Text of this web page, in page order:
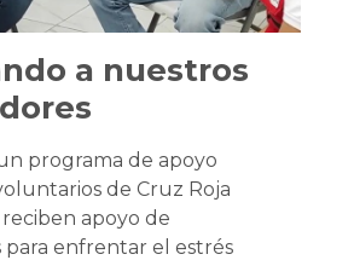
a nuestros
programa de apoyo
de Cruz Roja
apoyo de
para enfrentar el estrés